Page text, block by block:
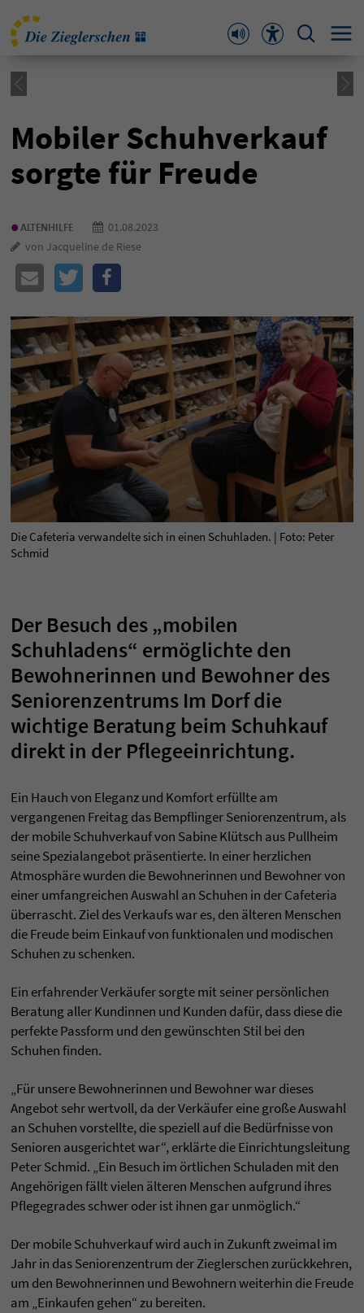
Mobiler Schuhverkauf
sorgte für Freude
•ALTENHILFE
01.08.2023
von Jacqueline de Riese
Die Cafeteria verwandelte sich in einen Schuhladen. | Foto: Peter
Schmid
Der Besuch des „mobilen
Schuhladens“ ermöglichte den
Bewohnerinnen und Bewohner des
Seniorenzentrums Im Dorf die
wichtige Beratung beim Schuhkauf
direkt in der Pflegeeinrichtung.
Ein Hauch von Eleganz und Komfort erfüllte am
vergangenen Freitag das Bempflinger Seniorenzentrum, als
der mobile Schuhverkauf von Sabine Klütsch aus Pullheim
seine Spezialangebot präsentierte. In einer herzlichen
Atmosphäre wurden die Bewohnerinnen und Bewohner von
einer umfangreichen Auswahl an Schuhen in der Cafeteria
überrascht. Ziel des Verkaufs war es, den älteren Menschen
die Freude beim Einkauf von funktionalen und modischen
Schuhen zu schenken.
Ein erfahrender Verkäufer sorgte mit seiner persönlichen
Beratung aller Kundinnen und Kunden dafür, dass diese die
perfekte Passform und den gewünschten Stil bei den
Schuhen finden.
„Für unsere Bewohnerinnen und Bewohner war dieses
Angebot sehr wertvoll, da der Verkäufer eine große Auswahl
an Schuhen vorstellte, die speziell auf die Bedürfnisse von
Senioren ausgerichtet war“, erklärte die Einrichtungsleitung
Peter Schmid. „Ein Besuch im örtlichen Schuladen mit den
Angehörigen fällt vielen älteren Menschen aufgrund ihres
Pflegegrades schwer oder ist ihnen gar unmöglich.“
Der mobile Schuhverkauf wird auch in Zukunft zweimal im
Jahr in das Seniorenzentrum der Zieglerschen zurückkehren,
um den Bewohnerinnen und Bewohnern weiterhin die Freude
am „Einkaufen gehen“ zu bereiten.